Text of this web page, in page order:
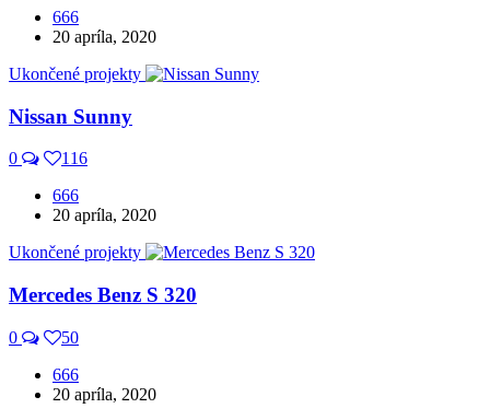
666
20 apríla, 2020
Ukončené projekty
Nissan Sunny
0
116
666
20 apríla, 2020
Ukončené projekty
Mercedes Benz S 320
0
50
666
20 apríla, 2020